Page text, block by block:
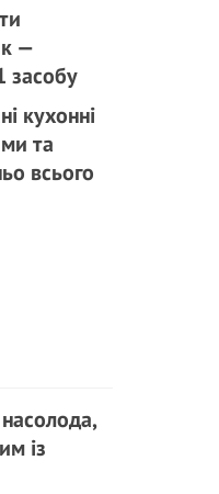
кухонні
та
всього